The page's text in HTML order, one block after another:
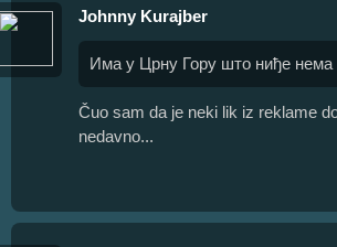
Johnny Kurajber
Има у Црну Гору што ниђе нема
Čuo sam da je neki lik iz reklame
nedavno...